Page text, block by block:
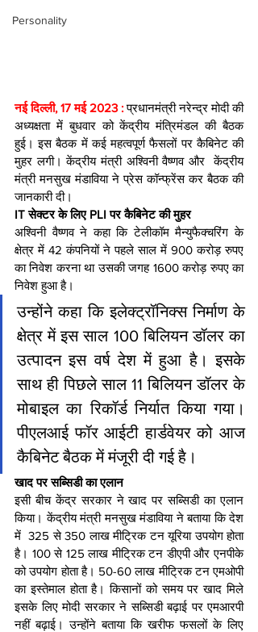
Personality
नई दिल्ली, 17 मई 2023 : प्रधानमंत्री नरेन्द्र मोदी की
अध्यक्षता में बुधवार को केंद्रीय मंत्रिमंडल की बैठक
हुई। इस बैठक में कई महत्वपूर्ण फैसलों पर कैबिनेट की
मुहर लगी। केंद्रीय मंत्री अश्विनी वैष्णव और  केंद्रीय
मंत्री मनसुख मंडाविया ने प्रेस कॉन्फ्रेंस कर बैठक की
जानकारी दी।
IT सेक्टर के लिए PLI पर कैबिनेट की मुहर
अश्विनी वैष्णव ने कहा कि टेलीकॉम मैन्युफैक्चरिंग के
क्षेत्र में 42 कंपनियों ने पहले साल में 900 करोड़ रुपए
का निवेश करना था उसकी जगह 1600 करोड़ रुपए का
निवेश हुआ है।
उन्होंने कहा कि इलेक्ट्रॉनिक्स निर्माण के
क्षेत्र में इस साल 100 बिलियन डॉलर का
उत्पादन इस वर्ष देश में हुआ है। इसके
साथ ही पिछले साल 11 बिलियन डॉलर के
मोबाइल का रिकॉर्ड निर्यात किया गया।
पीएलआई फॉर आईटी हार्डवेयर को आज
कैबिनेट बैठक में मंजूरी दी गई है।
खाद पर सब्सिडी का एलान
इसी बीच केंद्र सरकार ने खाद पर सब्सिडी का एलान
किया। केंद्रीय मंत्री मनसुख मंडाविया ने बताया कि देश
में  325 से 350 लाख मीट्रिक टन यूरिया उपयोग होता
है। 100 से 125 लाख मीट्रिक टन डीएपी और एनपीके
को उपयोग होता है। 50-60 लाख मीट्रिक टन एमओपी
का इस्तेमाल होता है। किसानों को समय पर खाद मिले
इसके लिए मोदी सरकार ने सब्सिडी बढ़ाई पर एमआरपी
नहीं बढ़ाई। उन्होंने बताया कि खरीफ फसलों के लिए